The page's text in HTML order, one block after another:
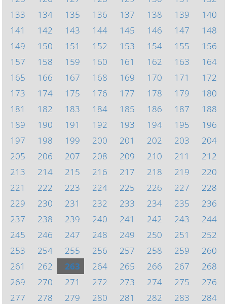
133
134 135 136 137 138 139
140
141
142 143 144 145 146 147
148
149
150 151 152 153 154 155
156
157
158 159 160 161 162 163
164
165
166 167 168 169 170 171
172
173
174 175 176 177 178 179
180
181
182 183 184 185 186 187
188
189
190 191 192 193 194 195
196
197
198 199 200 201 202 203
204
205
206 207 208 209 210 211
212
213
214 215 216 217 218 219
220
221
222 223 224 225 226 227
228
229
230 231 232 233 234 235
236
237
238 239 240 241 242 243
244
245
246 247 248 249 250 251
252
253
254 255 256 257 258 259
260
261
262 263 264 265 266 267
268
269
270 271 272 273 274 275
276
277
278 279 280 281 282 283
284